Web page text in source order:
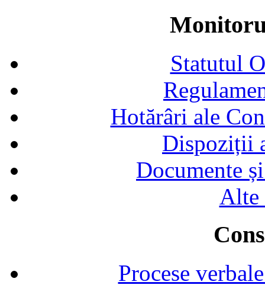
Statutul
Hotărâri ale
Dispoziții
Documente
Alte
Procese